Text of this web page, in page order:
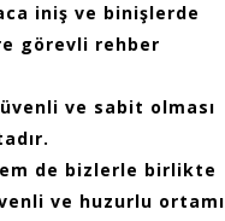
iniş ve binişlerde
görevli rehber
ve sabit olması
de bizlerle birlikte
ve huzurlu ortamı